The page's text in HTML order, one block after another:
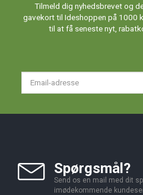
Tilmeld dig nyhedsbrevet og
gavekort til Ideshoppen på 1000
til at få seneste nyt,
Spørgsmål?
Send os en mail med dit
imødekommende